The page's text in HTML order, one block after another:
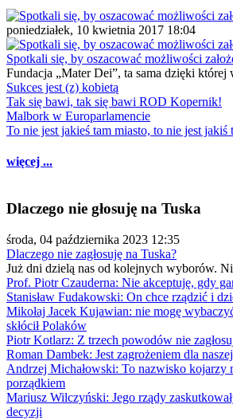
poniedziałek, 10 kwietnia 2017 18:04
Spotkali się, by oszacować możliwości
Fundacja „Mater Dei”, ta sama dzięki której
Sukces jest (z) kobietą
Tak się bawi, tak się bawi ROD Kopernik!
Malbork w Europarlamencie
To nie jest jakieś tam miasto, to nie jest jakiś
więcej ...
Dlaczego nie głosuję na Tuska
środa, 04 października 2023 12:35
Dlaczego nie zagłosuję na Tuska?
Już dni dzielą nas od kolejnych wyborów.
Prof. Piotr Czauderna: Nie akceptuję, gdy
Stanisław Fudakowski: On chce rządzić i
Mikołaj Jacek Kujawian: nie mogę
skłócił Polaków
Piotr Kotlarz: Z trzech powodów nie
Roman Dambek: Jest zagrożeniem dla
Andrzej Michałowski: To nazwisko kojarzy
porządkiem
Mariusz Wilczyński: Jego rządy
decyzji